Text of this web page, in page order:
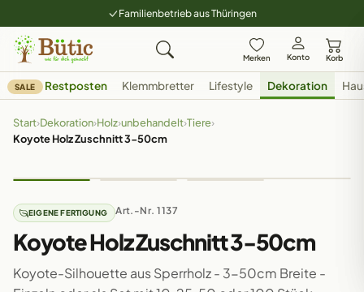
Familienbetrieb aus Thüringen
Merken Konto Korb
SALE Restposten Klemmbretter Lifestyle Dekoration
Start›Dekoration›Holz›unbehandelt›Tiere›
Koyote Holz Zuschnitt 3-50cm
EIGENE FERTIGUNG Art.-Nr. 1137
Koyote Holz Zuschnitt 3-50cm
Koyote-Silhouette aus Sperrholz - 3-50cm Breite -